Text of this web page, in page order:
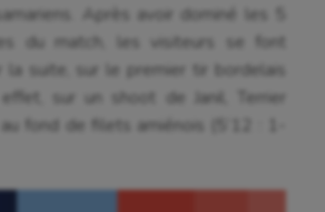
Après avoir dominé les 5
du match, les visiteurs se font
la suite, sur le premier tir bordelais
sur un shoot de Janil, Terrier
fond de filets amiénois (5’12 : 1-